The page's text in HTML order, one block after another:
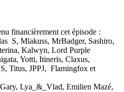
financièrement cet épisode :
S, Mlakuss, MrBadger, Sashiro,
Kalwyn, Lord Purple
Yotti, Itineris, Claxus,
Titus, JPPJ, Flamingfox et
Lya_&_Vlad, Emilien Mazé,